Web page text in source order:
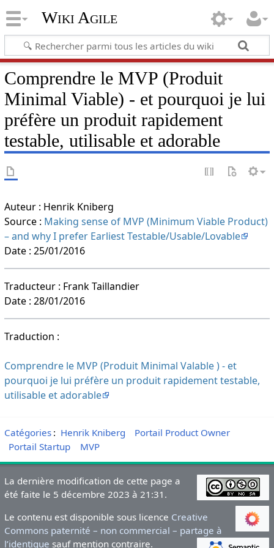
Wiki Agile
Comprendre le MVP (Produit
Minimal Viable) - et pourquoi je lui
préfère un produit rapidement
testable, utilisable et adorable
Auteur : Henrik Kniberg
Source : Making sense of MVP (Minimum Viable Product)
– and why I prefer Earliest Testable/Usable/Lovable
Date : 25/01/2016
Traducteur : Frank Taillandier
Date : 28/01/2016
Traduction :
Comprendre le MVP (Produit Minimal Valable ) - et
pourquoi je lui préfère un produit rapidement testable,
utilisable et adorable
Catégories: Henrik Kniberg
Portail Product Owner
Portail Startup
MVP
La dernière modification de cette page a
été faite le 5 décembre 2023 à 21:31.
Le contenu est disponible sous licence Creative
Commons paternité – non commercial – partage à
l’identique sauf mention contraire.